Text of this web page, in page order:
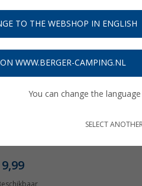
TO THE WEBSHOP IN ENGLISH
ON WWW.BERGER-CAMPING.NL
You can change the
SELECT